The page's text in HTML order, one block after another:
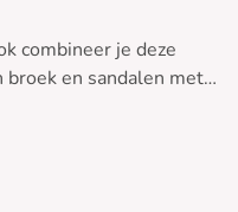
combineer je deze
en sandalen met